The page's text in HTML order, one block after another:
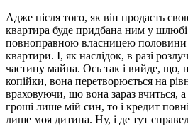
Адже після того, як він продасть
квартира буде придбана ним у шлюбі,
повноправною власницею половини
квартири. І, як наслідок, в разі
частину майна. Ось так і вийде, що,
копійки, вона перетворюється на
враховуючи, що вона зараз вчиться,
гроші лише мій син, то і кредит
лише моя дитина. Ну, і де тут